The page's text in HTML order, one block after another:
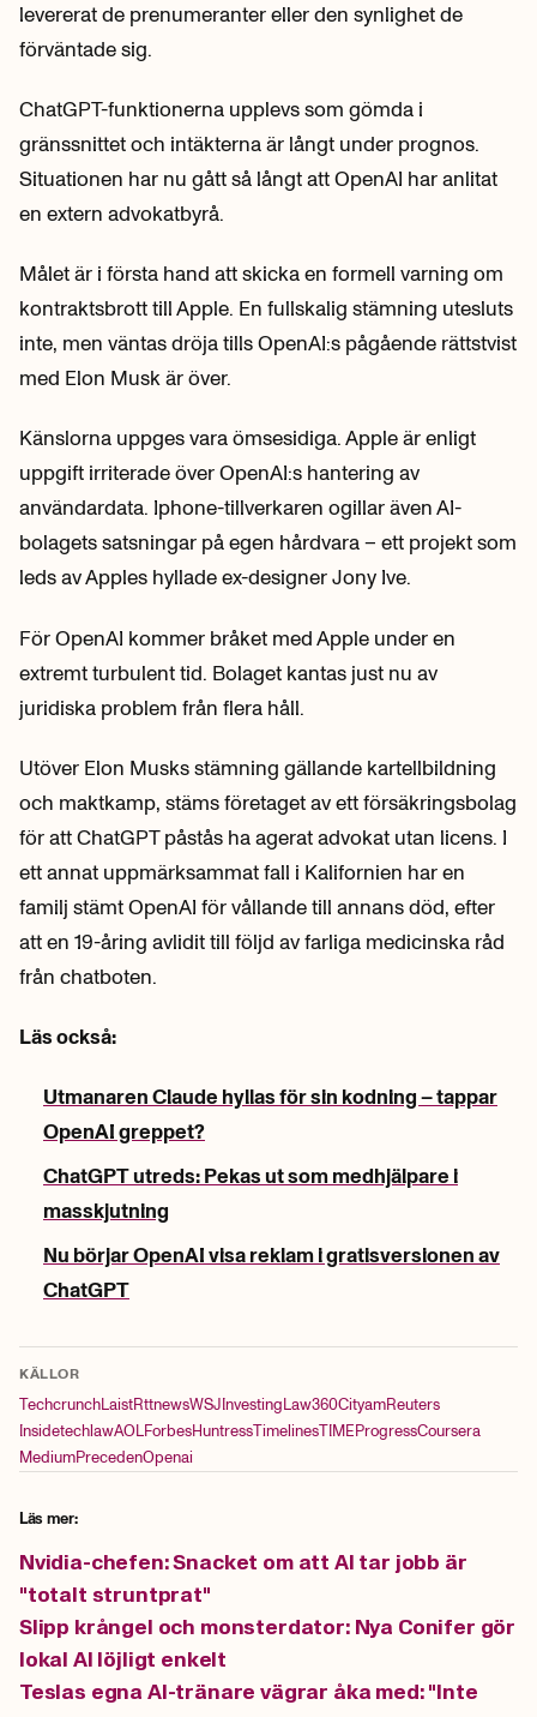
levererat de prenumeranter eller den synlighet de
förväntade sig.
ChatGPT-funktionerna upplevs som gömda i
gränssnittet och intäkterna är långt under prognos.
Situationen har nu gått så långt att OpenAI har anlitat
en extern advokatbyrå.
Målet är i första hand att skicka en formell varning om
kontraktsbrott till Apple. En fullskalig stämning utesluts
inte, men väntas dröja tills OpenAI:s pågående rättstvist
med Elon Musk är över.
Känslorna uppges vara ömsesidiga. Apple är enligt
uppgift irriterade över OpenAI:s hantering av
användardata. Iphone-tillverkaren ogillar även AI-
bolagets satsningar på egen hårdvara – ett projekt som
leds av Apples hyllade ex-designer Jony Ive.
För OpenAI kommer bråket med Apple under en
extremt turbulent tid. Bolaget kantas just nu av
juridiska problem från flera håll.
Utöver Elon Musks stämning gällande kartellbildning
och maktkamp, stäms företaget av ett försäkringsbolag
för att ChatGPT påstås ha agerat advokat utan licens. I
ett annat uppmärksammat fall i Kalifornien har en
familj stämt OpenAI för vållande till annans död, efter
att en 19-åring avlidit till följd av farliga medicinska råd
från chatboten.
Läs också:
Utmanaren Claude hyllas för sin kodning – tappar
OpenAI greppet?
ChatGPT utreds: Pekas ut som medhjälpare i
masskjutning
Nu börjar OpenAI visa reklam i gratisversionen av
ChatGPT
KÄLLOR
TechcrunchLaistRttnewsWSJ Investing Law360CityamReuters
InsidetechlawAOLForbesHuntressTimelinesTIME ProgressCoursera
MediumPrecedenOpenai
Läs mer:
Nvidia-chefen: Snacket om att AI tar jobb är
"totalt struntprat"
Slipp krångel och monsterdator: Nya Conifer gör
lokal AI löjligt enkelt
Teslas egna AI-tränare vägrar åka med: "Inte